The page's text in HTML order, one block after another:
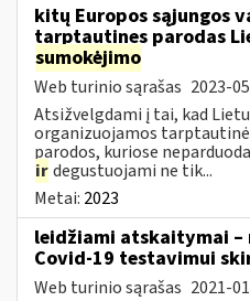
kitų Europos sąjungos
tarptautines parodas
sumokėjimo
Web turinio sąrašas 2023-
Atsižvelgdami į tai, kad
organizuojamos
parodos, kuriose
irdegustuojami ne tik...
Metai: 2023
leidžiami atskaitymai
Covid-19 testavimui
Web turinio sąrašas 2021-